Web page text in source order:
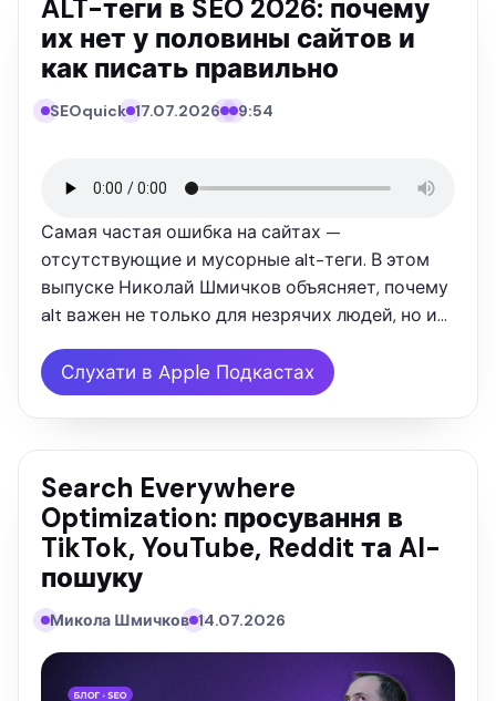
ALT-теги в SEO 2026: почему
их нет у половины сайтов и
как писать правильно
SEOquick 17.07.2026 9:54
ПОДКАСТ
Самая частая ошибка на сайтах —
отсутствующие и мусорные alt-теги. В этом
выпуске Николай Шмичков объясняет, почему
alt важен не только для незрячих людей, но и
— это «вторые слепые», они читают картинку
по alt и имени файла, а не …
Слухати в Apple Подкастах
Search Everywhere
Optimization: просування в
TikTok, YouTube, Reddit та AI-
пошуку
Микола Шмичков 14.07.2026